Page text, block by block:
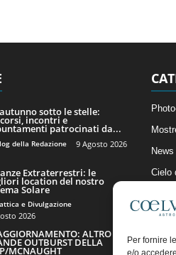
Per fornire
e/o
sotto le stelle:
incontri e
patrocinati da...
della Redazione 9 Agosto 2026
Extraterrestri: le
location del nostro
Solare
e Divulgazione
2026
ALTRO
OUTBURST DELLA
MCNAUGHT
Cielo
Il